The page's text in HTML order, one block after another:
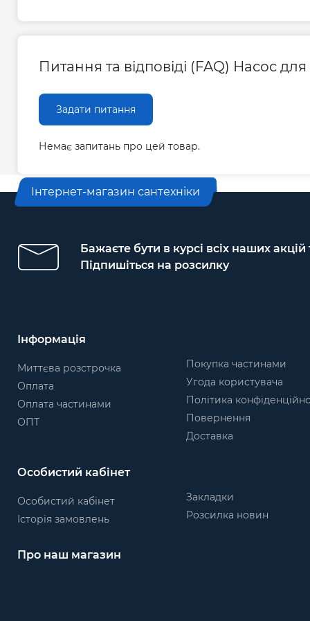
Питання та відповіді (FAQ) Насос
Задати питання
Немає запитань про цей товар.
Інтернет-магазин сантехніки
Бажаєте бути в курсі всіх наших
Підпишіться на розсилку
Інформація
Миттєва розстрочка
Оплата
Оплата частинами
ОПТ
Покупка частинами
Угода користувача
Політика
Повернення
Доставка
Особистий кабінет
Особистий кабінет
Історія замовлень
Закладки
Розсилка новин
Про наш магазин